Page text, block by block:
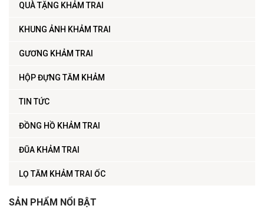
QUÀ TẶNG KHẢM TRAI
KHUNG ẢNH KHẢM TRAI
GƯƠNG KHẢM TRAI
HỘP ĐỰNG TĂM KHẢM
TIN TỨC
ĐỒNG HỒ KHẢM TRAI
ĐŨA KHẢM TRAI
LỌ TĂM KHẢM TRAI ỐC
SẢN PHẨM NỔI BẬT